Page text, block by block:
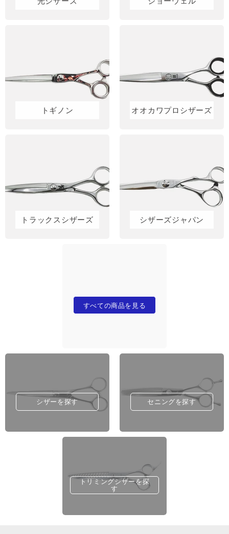
トギノン オオカワプロシザーズ
トラックスシザーズ シザーズジャパン
すべての商品を見る
シザーを探す セニングを探す
トリミングシザーを探
す